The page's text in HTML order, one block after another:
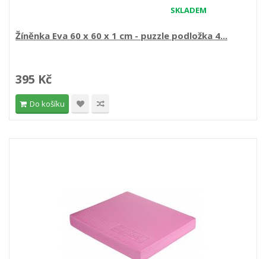
SKLADEM
Žíněnka Eva 60 x 60 x 1 cm - puzzle podložka 4...
395 Kč
Do košíku